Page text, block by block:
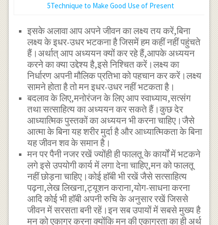
5Technique to Make Good Use of Present
इसके अलावा आप अपने जीवन का लक्ष्य तय करें,बिना
लक्ष्य के इधर-उधर भटकना है जिसमें हम कहीं नहीं पहुंचते
हैं।अर्थात् आप अध्ययन क्यों कर रहे हैं,आपके अध्ययन
करने का क्या उद्देश्य है,इसे निश्चित करें।लक्ष्य का
निर्धारण अपनी मौलिक प्रतिभा को पहचान कर करें।लक्ष्य
सामने होता है तो मन इधर-उधर नहीं भटकता है।
बदलाव के लिए,मनोरंजन के लिए आप स्वाध्याय,सत्संग
तथा सत्साहित्य का अध्ययन कर सकते हैं।कुछ देर
आध्यात्मिक पुस्तकों का अध्ययन भी करना चाहिए।जैसे
आत्मा के बिना यह शरीर मुर्दा है और आध्यात्मिकता के बिना
यह जीवन शव के समान है।
मन पर पैनी नजर रखें ज्योंही ही फालतू के कार्यों में भटकने
लगे इसे उपयोगी कार्य में लगा देना चाहिए,मन को फालतू
नहीं छोड़ना चाहिए।कोई हाॅबी भी रखें जैसे सत्साहित्य
पढ़ना,लेख लिखना,ट्यूशन कराना,योग-साधना करना
आदि कोई भी हाॅबी अपनी रुचि के अनुसार रखें जिससे
जीवन में सरसता बनी रहें।इन सब उपायों में सबसे मुख्य है
मन को एकाग्र करना क्योंकि मन की एकाग्रता का ही अर्थ